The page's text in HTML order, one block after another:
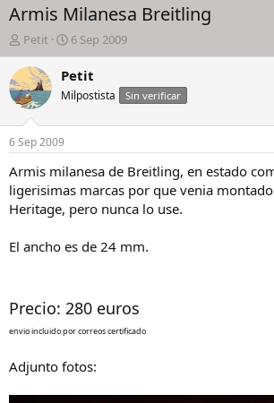
Armis Milanesa Breitling
I
n
i
c
i
a
d
o
r
e
l
i
Petit
F
e
c
h
a
i
n
c
i
6 Sep 2009
Petit
Milpostista Sin verificar
6 Sep 2009
Armis milanesa de Breitling, en estado
ligerisimas marcas por que venia
Heritage, pero nunca lo use.
El ancho es de 24 mm.
Precio: 280 euros
envio incluido por correos certificado
Adjunto fotos: